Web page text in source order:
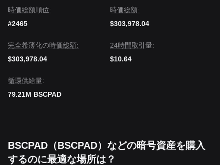
時価総額順位:
#2465
時価総額:
$303,978.04
完全希薄化の時価総額:
$303,978.04
24時間取引量:
$10.64
循環供給量:
79.21M BSCPAD
BSCPAD（BSCPAD）などの暗号資産を購入
するのに最適な場所は？